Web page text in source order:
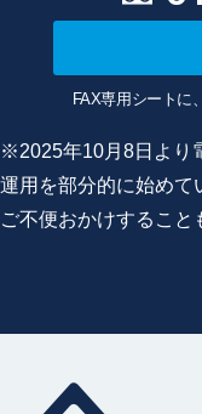
FAX専用シートに
※2025年10月8日より
運用を部分的に始めて
ご不便おかけすること